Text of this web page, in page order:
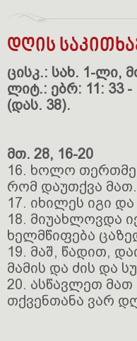
დღის
ცისკ.: სახ. 1-ლი,
ლიტ.: ებრ: 11: 33 -
(დას. 38).
მთ. 28, 16-20
16. ხოლო
რომ დაუთქვა მათ.
17. იხილეს იგი
18. მიუახლოვდა
ხელმწიფება
19. მაშ, წადით,
მამის და ძის და
20. ასწავლეთ
თქვენთანა ვარ